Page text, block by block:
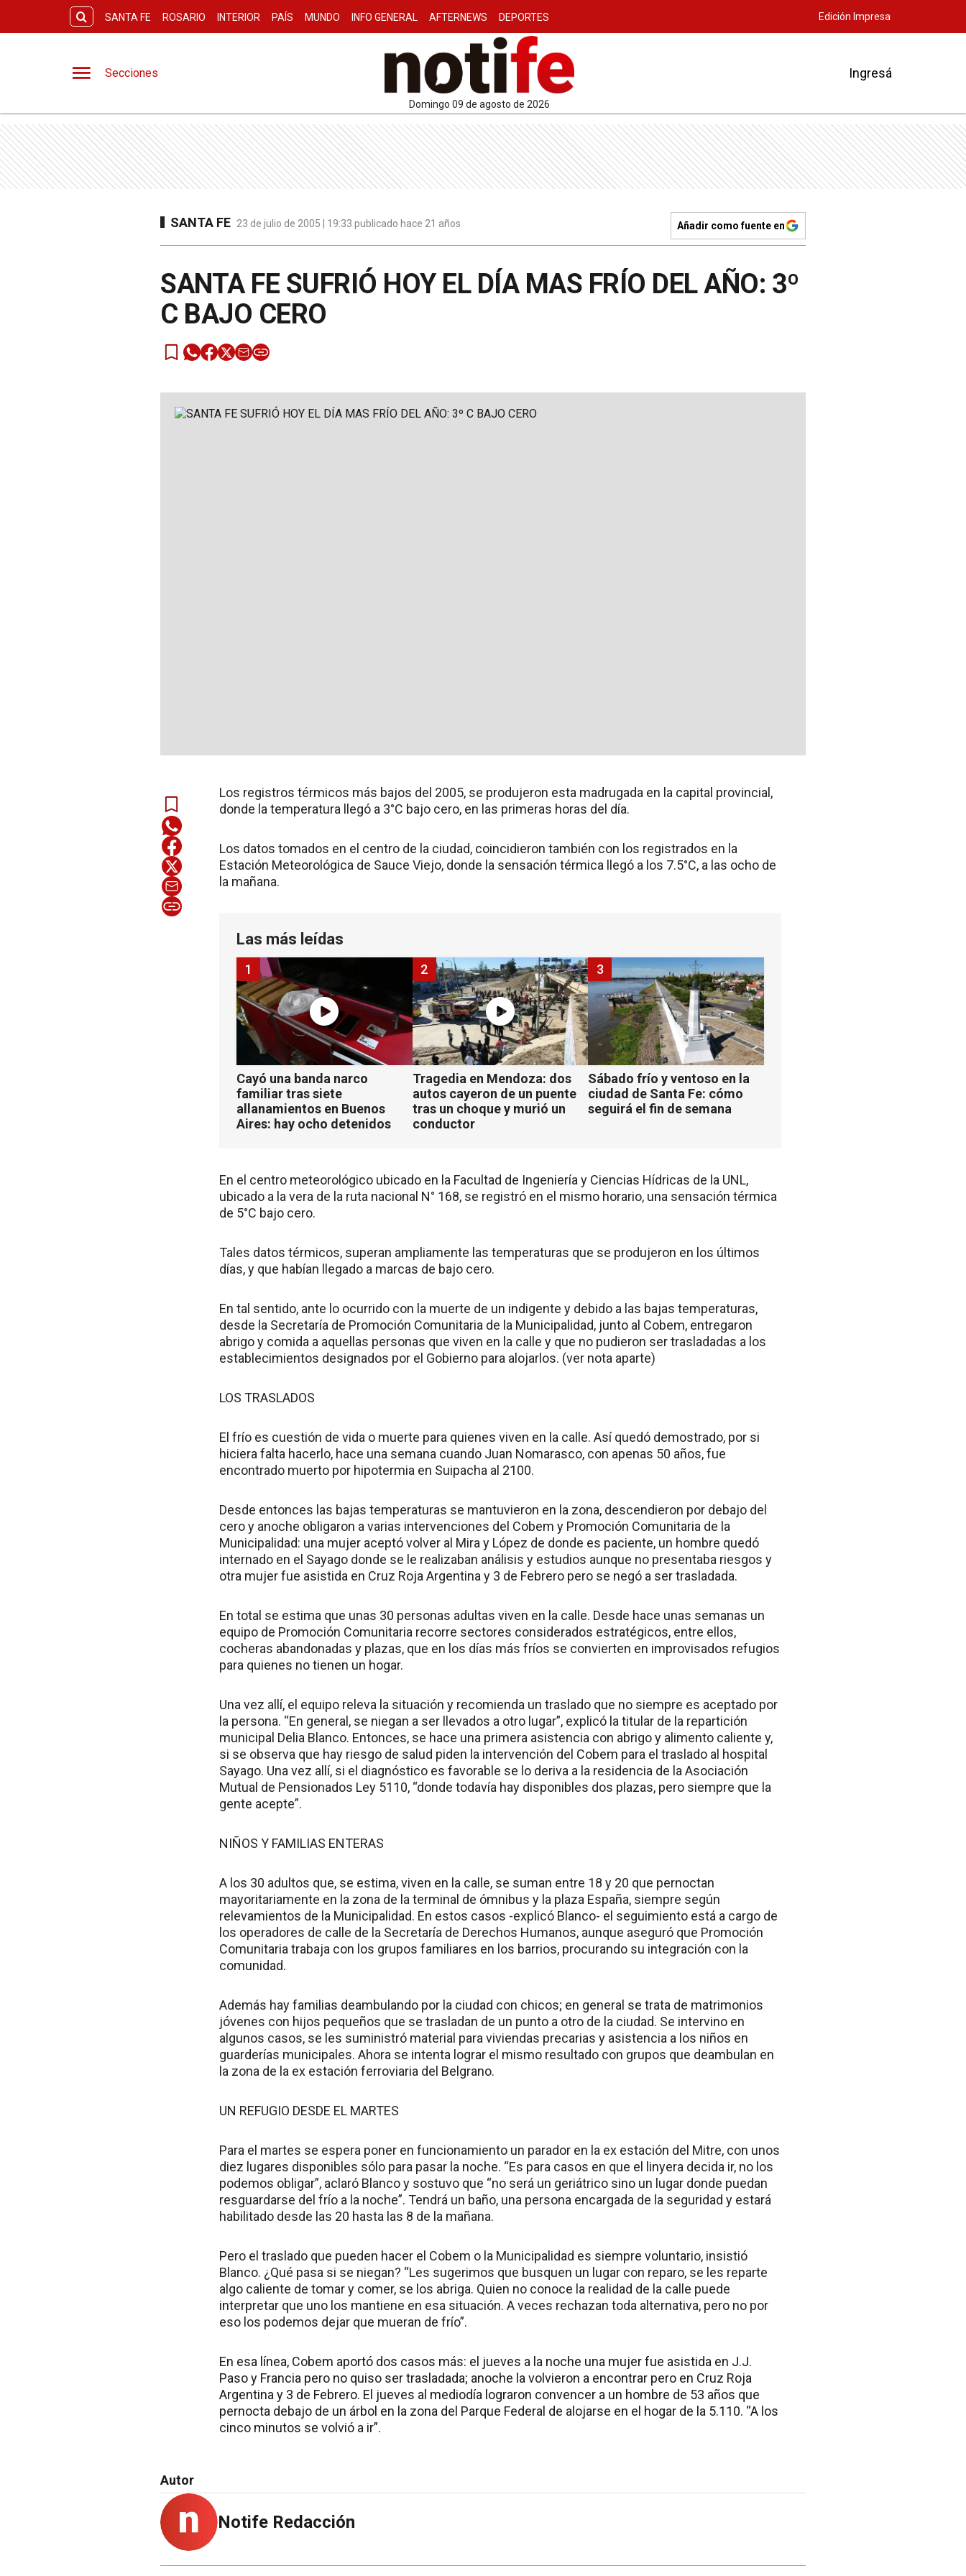
SANTA FE ROSARIO INTERIOR PAÍS MUNDO INFO GENERAL AFTERNEWS DEPORTES Edición Impresa
Secciones
domingo 09 de agosto de 2026
Ingresá
SANTA FE 23 de julio de 2005 | 19:33 publicado hace 21 años Añadir como fuente en
SANTA FE SUFRIÓ HOY EL DÍA MAS FRÍO DEL AÑO: 3º
C BAJO CERO
Los registros térmicos más bajos del 2005, se produjeron esta madrugada en la capital provincial,
donde la temperatura llegó a 3°C bajo cero, en las primeras horas del día.
Los datos tomados en el centro de la ciudad, coincidieron también con los registrados en la
Estación Meteorológica de Sauce Viejo, donde la sensación térmica llegó a los 7.5°C, a las ocho de
la mañana.
Las más leídas
Cayó una banda narco
familiar tras siete
allanamientos en Buenos
Aires: hay ocho detenidos
1
Tragedia en Mendoza: dos
autos cayeron de un puente
tras un choque y murió un
conductor
2
Sábado frío y ventoso en la
ciudad de Santa Fe: cómo
seguirá el fin de semana
3
En el centro meteorológico ubicado en la Facultad de Ingeniería y Ciencias Hídricas de la UNL,
ubicado a la vera de la ruta nacional N° 168, se registró en el mismo horario, una sensación térmica
de 5°C bajo cero.
Tales datos térmicos, superan ampliamente las temperaturas que se produjeron en los últimos
días, y que habían llegado a marcas de bajo cero.
En tal sentido, ante lo ocurrido con la muerte de un indigente y debido a las bajas temperaturas,
desde la Secretaría de Promoción Comunitaria de la Municipalidad, junto al Cobem, entregaron
abrigo y comida a aquellas personas que viven en la calle y que no pudieron ser trasladadas a los
establecimientos designados por el Gobierno para alojarlos. (ver nota aparte)
LOS TRASLADOS
El frío es cuestión de vida o muerte para quienes viven en la calle. Así quedó demostrado, por si
hiciera falta hacerlo, hace una semana cuando Juan Nomarasco, con apenas 50 años, fue
encontrado muerto por hipotermia en Suipacha al 2100.
Desde entonces las bajas temperaturas se mantuvieron en la zona, descendieron por debajo del
cero y anoche obligaron a varias intervenciones del Cobem y Promoción Comunitaria de la
Municipalidad: una mujer aceptó volver al Mira y López de donde es paciente, un hombre quedó
internado en el Sayago donde se le realizaban análisis y estudios aunque no presentaba riesgos y
otra mujer fue asistida en Cruz Roja Argentina y 3 de Febrero pero se negó a ser trasladada.
En total se estima que unas 30 personas adultas viven en la calle. Desde hace unas semanas un
equipo de Promoción Comunitaria recorre sectores considerados estratégicos, entre ellos,
cocheras abandonadas y plazas, que en los días más fríos se convierten en improvisados refugios
para quienes no tienen un hogar.
Una vez allí, el equipo releva la situación y recomienda un traslado que no siempre es aceptado por
la persona. “En general, se niegan a ser llevados a otro lugar”, explicó la titular de la repartición
municipal Delia Blanco. Entonces, se hace una primera asistencia con abrigo y alimento caliente y,
si se observa que hay riesgo de salud piden la intervención del Cobem para el traslado al hospital
Sayago. Una vez allí, si el diagnóstico es favorable se lo deriva a la residencia de la Asociación
Mutual de Pensionados Ley 5110, “donde todavía hay disponibles dos plazas, pero siempre que la
gente acepte”.
NIÑOS Y FAMILIAS ENTERAS
A los 30 adultos que, se estima, viven en la calle, se suman entre 18 y 20 que pernoctan
mayoritariamente en la zona de la terminal de ómnibus y la plaza España, siempre según
relevamientos de la Municipalidad. En estos casos -explicó Blanco- el seguimiento está a cargo de
los operadores de calle de la Secretaría de Derechos Humanos, aunque aseguró que Promoción
Comunitaria trabaja con los grupos familiares en los barrios, procurando su integración con la
comunidad.
Además hay familias deambulando por la ciudad con chicos; en general se trata de matrimonios
jóvenes con hijos pequeños que se trasladan de un punto a otro de la ciudad. Se intervino en
algunos casos, se les suministró material para viviendas precarias y asistencia a los niños en
guarderías municipales. Ahora se intenta lograr el mismo resultado con grupos que deambulan en
la zona de la ex estación ferroviaria del Belgrano.
UN REFUGIO DESDE EL MARTES
Para el martes se espera poner en funcionamiento un parador en la ex estación del Mitre, con unos
diez lugares disponibles sólo para pasar la noche. “Es para casos en que el linyera decida ir, no los
podemos obligar”, aclaró Blanco y sostuvo que “no será un geriátrico sino un lugar donde puedan
resguardarse del frío a la noche”. Tendrá un baño, una persona encargada de la seguridad y estará
habilitado desde las 20 hasta las 8 de la mañana.
Pero el traslado que pueden hacer el Cobem o la Municipalidad es siempre voluntario, insistió
Blanco. ¿Qué pasa si se niegan? “Les sugerimos que busquen un lugar con reparo, se les reparte
algo caliente de tomar y comer, se los abriga. Quien no conoce la realidad de la calle puede
interpretar que uno los mantiene en esa situación. A veces rechazan toda alternativa, pero no por
eso los podemos dejar que mueran de frío”.
En esa línea, Cobem aportó dos casos más: el jueves a la noche una mujer fue asistida en J.J.
Paso y Francia pero no quiso ser trasladada; anoche la volvieron a encontrar pero en Cruz Roja
Argentina y 3 de Febrero. El jueves al mediodía lograron convencer a un hombre de 53 años que
pernocta debajo de un árbol en la zona del Parque Federal de alojarse en el hogar de la 5.110. “A los
cinco minutos se volvió a ir”.
Autor
Notife Redacción